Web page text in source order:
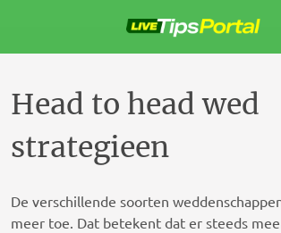
naar
inhoud
Head to head wed
strategieen
De verschillende soorten
meer toe. Dat betekent dat er steeds